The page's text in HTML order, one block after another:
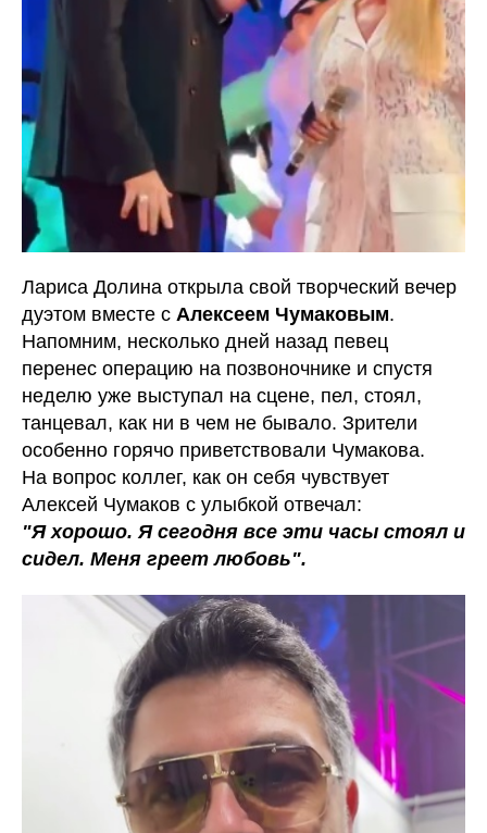
Лариса Долина открыла свой творческий вечер
дуэтом вместе с Алексеем Чумаковым.
Напомним, несколько дней назад певец
перенес операцию на позвоночнике и спустя
неделю уже выступал на сцене, пел, стоял,
танцевал, как ни в чем не бывало. Зрители
особенно горячо приветствовали Чумакова.
На вопрос коллег, как он себя чувствует
Алексей Чумаков с улыбкой отвечал:
"Я хорошо. Я сегодня все эти часы стоял и
сидел. Меня греет любовь".